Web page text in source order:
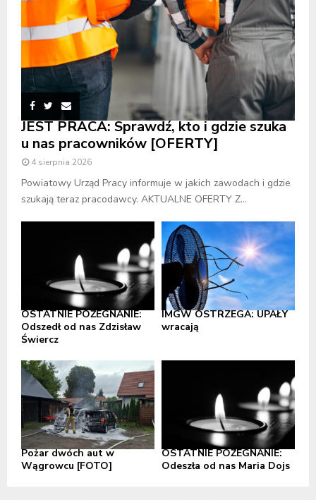
JEST PRACA: Sprawdź, kto i gdzie szuka
u nas pracowników [OFERTY]
4 sierpnia 2026
Powiatowy Urząd Pracy informuje w jakich zawodach i gdzie
szukają teraz pracodawcy. AKTUALNE OFERTY Z...
OSTATNIE POŻEGNANIE:
Odszedł od nas Zdzisław
Świercz
IMGW OSTRZEGA: UPAŁY
wracają
Pożar dwóch aut w
Wągrowcu [FOTO]
OSTATNIE POŻEGNANIE:
Odeszła od nas Maria Dojs